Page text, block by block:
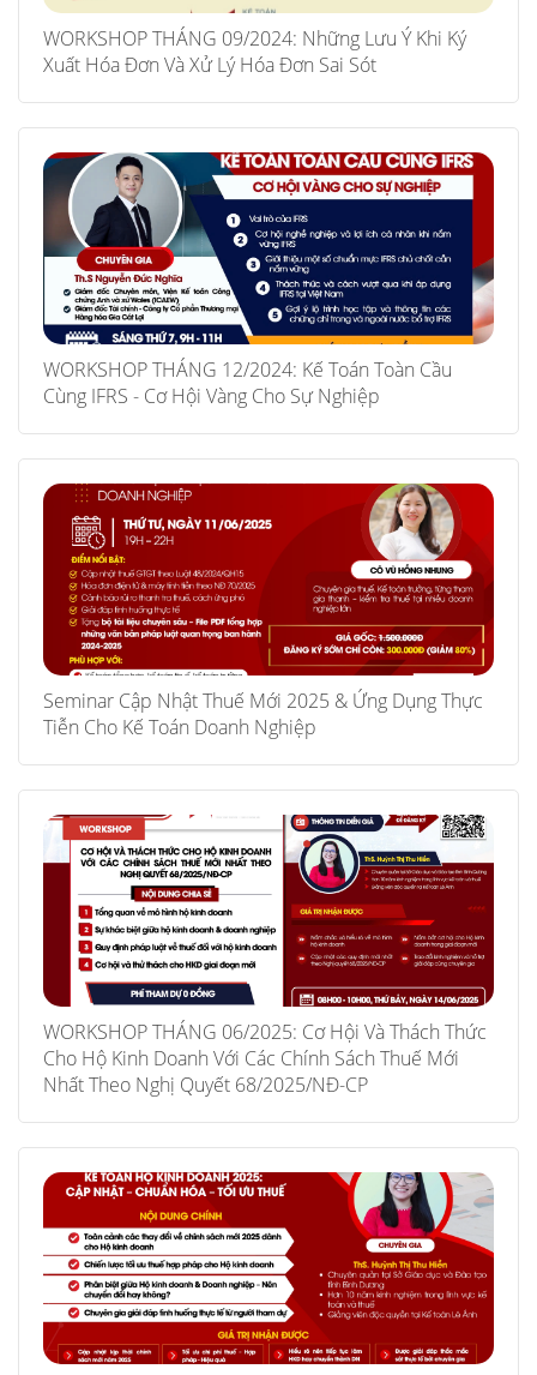
WORKSHOP THÁNG 09/2024: Những Lưu Ý Khi Ký
Xuất Hóa Đơn Và Xử Lý Hóa Đơn Sai Sót
WORKSHOP THÁNG 12/2024: Kế Toán Toàn Cầu
Cùng IFRS - Cơ Hội Vàng Cho Sự Nghiệp
Seminar Cập Nhật Thuế Mới 2025 & Ứng Dụng Thực
Tiễn Cho Kế Toán Doanh Nghiệp
WORKSHOP THÁNG 06/2025: Cơ Hội Và Thách Thức
Cho Hộ Kinh Doanh Với Các Chính Sách Thuế Mới
Nhất Theo Nghị Quyết 68/2025/NĐ-CP